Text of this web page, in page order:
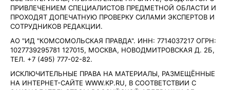
ПРИВЛЕЧЕНИЕМ СПЕЦИАЛИСТОВ ПРЕДМЕТНОЙ ОБЛАСТИ И
ПРОХОДЯТ ДОПЕЧАТНУЮ ПРОВЕРКУ СИЛАМИ ЭКСПЕРТОВ И
СОТРУДНИКОВ РЕДАКЦИИ.
АО "ИД "КОМСОМОЛЬСКАЯ ПРАВДА". ИНН: 7714037217 ОГРН:
1027739295781 127015, МОСКВА, НОВОДМИТРОВСКАЯ Д. 2Б,
ТЕЛ. +7 (495) 777-02-82.
ИСКЛЮЧИТЕЛЬНЫЕ ПРАВА НА МАТЕРИАЛЫ, РАЗМЕЩЁННЫЕ
НА ИНТЕРНЕТ-САЙТЕ WWW.KP.RU, В СООТВЕТСТВИИ С